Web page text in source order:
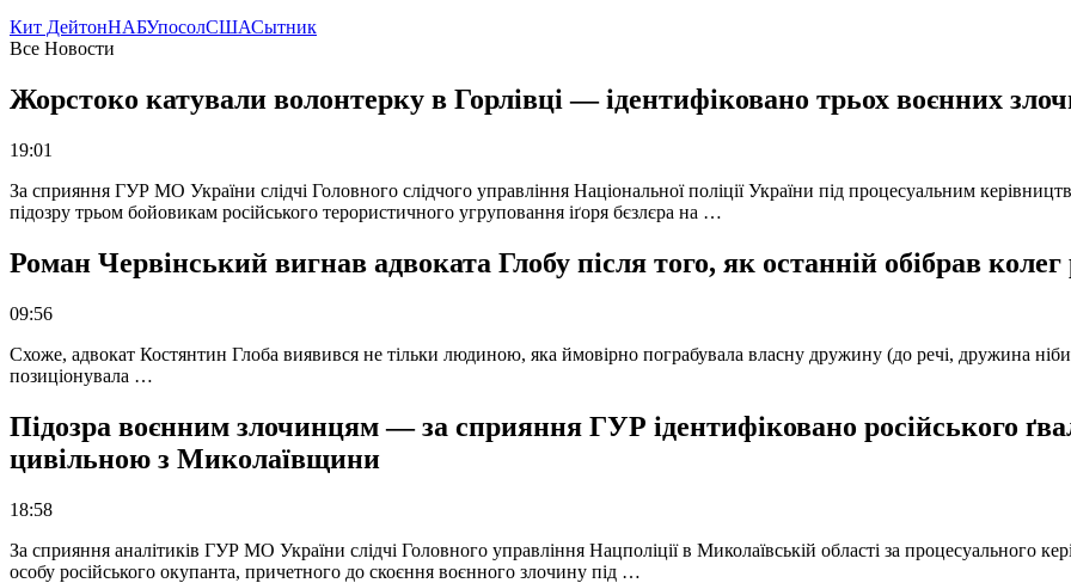
Кит ДейтонНАБУпосолСШАСытник
Все Новости
Жорстоко катували волонтерку в Горлівці — ідентифіковано трьох воєнних
19:01
За сприяння ГУР МО України слідчі Головного слідчого управління Національної поліції України під процесуальним
підозру трьом бойовикам російського терористичного угруповання іґоря бєзлєра на …
Роман Червінський вигнав адвоката Глобу після того, як останній обібрав колег
09:56
Схоже, адвокат Костянтин Глоба виявився не тільки людиною, яка ймовірно пограбувала власну дружину (до речі, дружина
позиціонувала …
Підозра воєнним злочинцям — за сприяння ГУР ідентифіковано російського
цивільною з Миколаївщини
18:58
За сприяння аналітиків ГУР МО України слідчі Головного управління Нацполіції в Миколаївській області за процесуального
особу російського окупанта, причетного до скоєння воєнного злочину під …